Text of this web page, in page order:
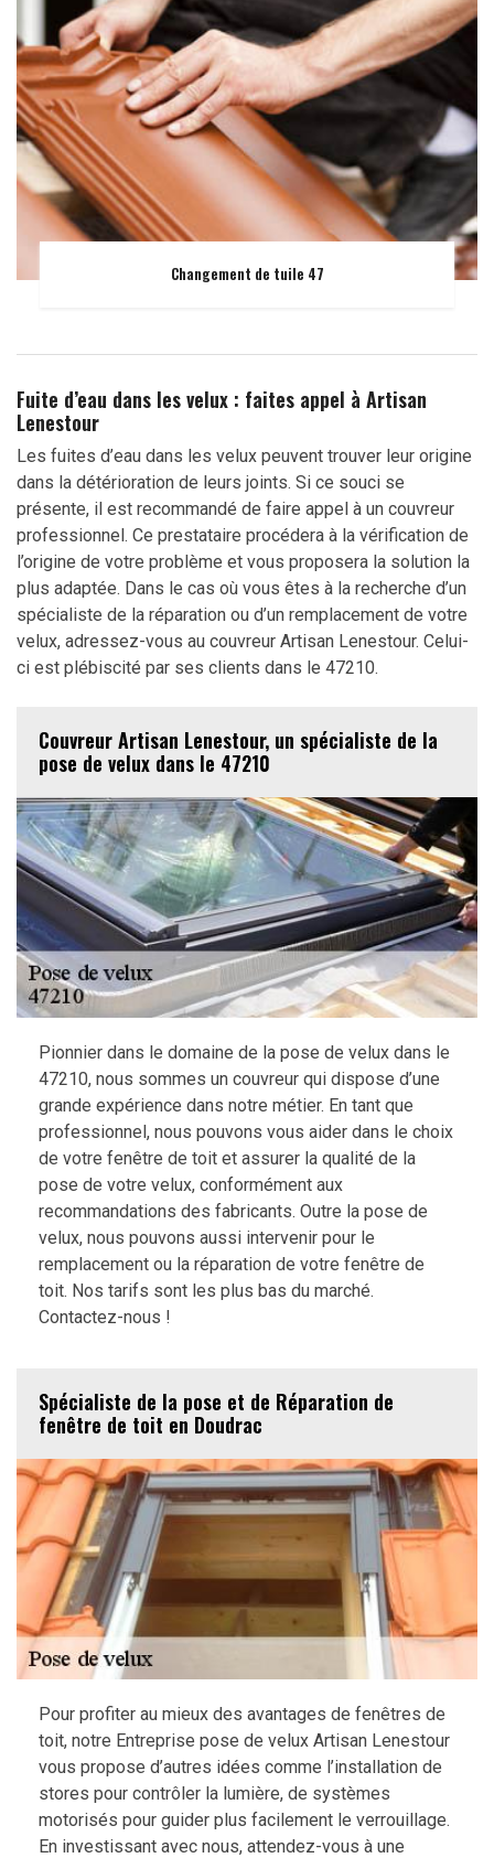
Changement de tuile 47
Fuite d’eau dans les velux : faites appel à Artisan
Lenestour
Les fuites d’eau dans les velux peuvent trouver leur origine
dans la détérioration de leurs joints. Si ce souci se
présente, il est recommandé de faire appel à un couvreur
professionnel. Ce prestataire procédera à la vérification de
l’origine de votre problème et vous proposera la solution la
plus adaptée. Dans le cas où vous êtes à la recherche d’un
spécialiste de la réparation ou d’un remplacement de votre
velux, adressez-vous au couvreur Artisan Lenestour. Celui-
ci est plébiscité par ses clients dans le 47210.
Couvreur Artisan Lenestour, un spécialiste de la
pose de velux dans le 47210
Pionnier dans le domaine de la pose de velux dans le
47210, nous sommes un couvreur qui dispose d’une
grande expérience dans notre métier. En tant que
professionnel, nous pouvons vous aider dans le choix
de votre fenêtre de toit et assurer la qualité de la
pose de votre velux, conformément aux
recommandations des fabricants. Outre la pose de
velux, nous pouvons aussi intervenir pour le
remplacement ou la réparation de votre fenêtre de
toit. Nos tarifs sont les plus bas du marché.
Contactez-nous !
Spécialiste de la pose et de Réparation de
fenêtre de toit en Doudrac
Pour profiter au mieux des avantages de fenêtres de
toit, notre Entreprise pose de velux Artisan Lenestour
vous propose d’autres idées comme l’installation de
stores pour contrôler la lumière, de systèmes
motorisés pour guider plus facilement le verrouillage.
En investissant avec nous, attendez-vous à une